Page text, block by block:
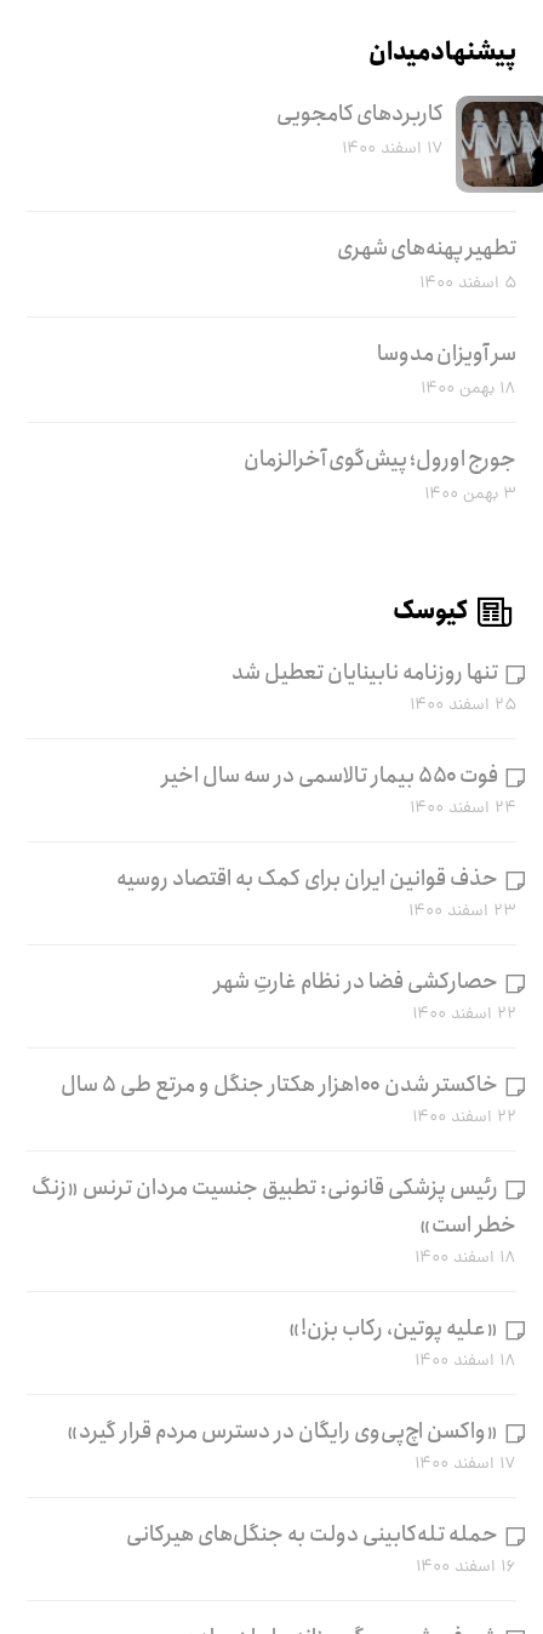
پیشنهاد میدان
کاربرد‌های کامجویی
۱۷ اسفند ۱۴۰۰
تطهیر پهنه‌های شهری
۵ اسفند ۱۴۰۰
سر آویزان مدوسا
۱۸ بهمن ۱۴۰۰
جورج اورول؛ پیش‌گوی آخرالزمان
۳ بهمن ۱۴۰۰
کیوسک
تنها روزنامه نابینایان تعطیل شد
۲۵ اسفند ۱۴۰۰
فوت ۵۵۰ بیمار تالاسمی در سه سال اخیر
۲۴ اسفند ۱۴۰۰
حذف قوانین ایران برای کمک به اقتصاد روسیه
۲۳ اسفند ۱۴۰۰
حصارکشی فضا در نظام غارتِ شهر
۲۲ اسفند ۱۴۰۰
خاکستر شدن ۱۰۰هزار هکتار جنگل و مرتع طی ۵ سال
۲۲ اسفند ۱۴۰۰
رئیس پزشکی قانونی: تطبیق جنسیت مردان ترنس «زنگ
خطر است»
۱۸ اسفند ۱۴۰۰
«علیه پوتین، رکاب بزن!»
۱۸ اسفند ۱۴۰۰
«واکسن اچ‌پی‌وی رایگان در دسترس مردم قرار گیرد»
۱۷ اسفند ۱۴۰۰
حمله تله‌کابینی دولت به جنگل‌های هیرکانی
۱۶ اسفند ۱۴۰۰